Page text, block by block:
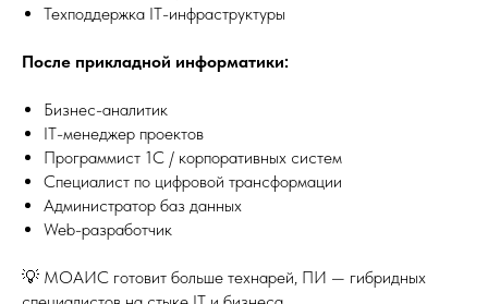
Техподдержка IT-инфраструктуры
После прикладной информатики:
Бизнес-аналитик
IT-менеджер проектов
Программист 1С / корпоративных систем
Специалист по цифровой трансформации
Администратор баз данных
Web-разработчик
💡 МОАИС готовит больше технарей, ПИ — гибридных